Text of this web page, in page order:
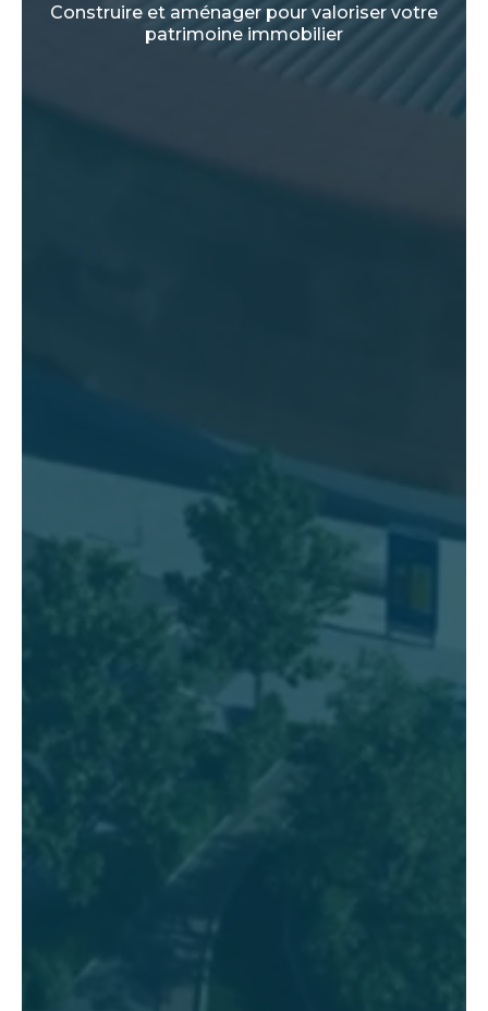
Construire et aménager pour valoriser votre
patrimoine immobilier